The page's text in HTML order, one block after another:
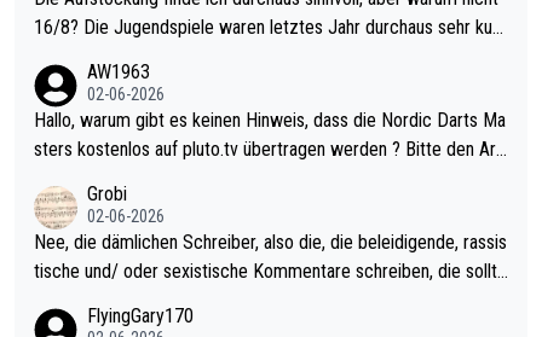
16/8? Die Jugendspiele waren letztes Jahr durchaus sehr kurz
Allerdings ist Mitchell Lawrie als Nummer 1 der Welt eh qualifi
ziert. Somit ändert die automatische Qualifikation des Weltmei
sters erstmal nichts. Ich denke sie wollen damit für nächstes J
ohl wenig WDF Turniere spielen. Dies war bei Archie Self letzt
es Jahr der Fall. Er musste als amtierender Weltmeister durch
den Qualifier und ich glaube kaum, dass Mitchel sich das (in Ve
el hat.
AW1963
02-06-2026
Hallo, warum gibt es keinen Hinweis, dass die Nordic Darts Ma
sters kostenlos auf pluto.tv übertragen werden ? Bitte den Arti
Grobi
02-06-2026
Nee, die dämlichen Schreiber, also die, die beleidigende, rassis
tische und/ oder sexistische Kommentare schreiben, die sollte
s Leben in den Griff kriegen. Nur eins wundert mich: Luke Little
FlyingGary170